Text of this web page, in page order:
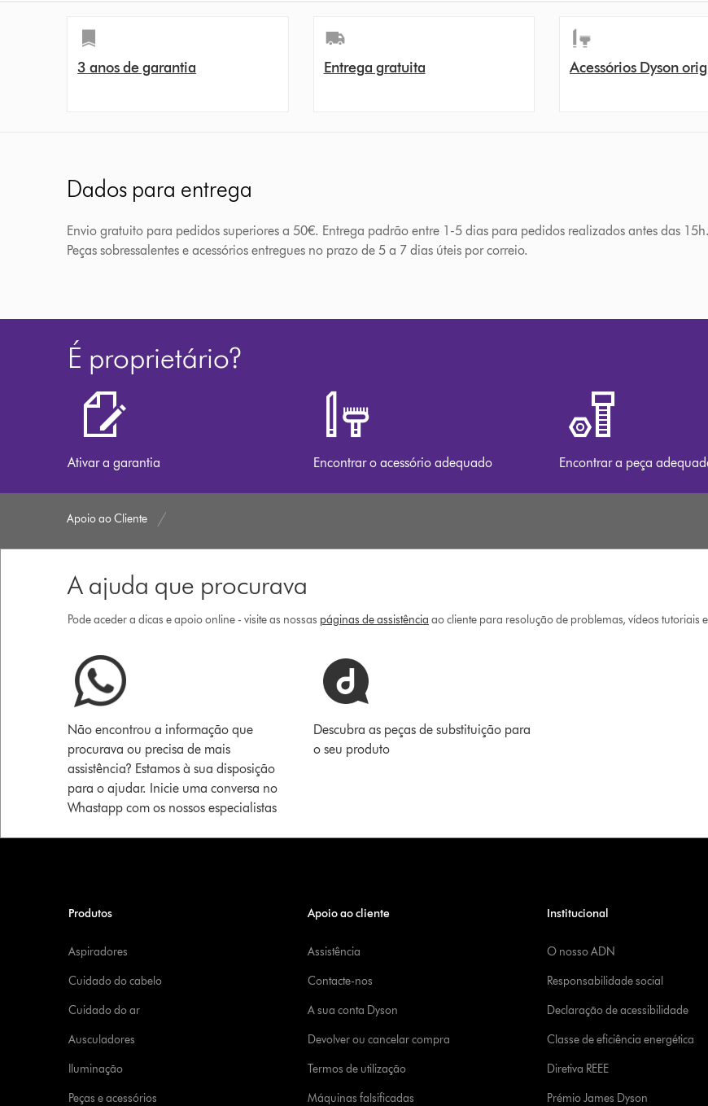
3 anos de garantia Entrega gratuita Acessórios Dyson
Dados para entrega
Envio gratuito para pedidos superiores a 50€. Entrega padrão entre 1-5 dias para pedidos realizados antes das 15h.
Peças sobressalentes e acessórios entregues no prazo de 5 a 7 dias úteis por correio.
É proprietário?
Ativar a garantia Encontrar o acessório adequado Encontrar a peça
Apoio ao Cliente
A ajuda que procurava
Pode aceder a dicas e apoio online - visite as nossas páginas de assistência ao cliente para resolução de problemas, vídeos tutoriais
Não encontrou a informação que
procurava ou precisa de mais
assistência? Estamos à sua disposição
para o ajudar. Inicie uma conversa no
Whastapp com os nossos especialistas
Descubra as peças de substituição para
o seu produto
Produtos
Aspiradores
Cuidado do cabelo
Cuidado do ar
Ausculadores
Iluminação
Peças e acessórios
Apoio ao cliente
Assistência
Contacte-nos
A sua conta Dyson
Devolver ou cancelar compra
Termos de utilização
Máquinas falsificadas
Institucional
O nosso ADN
Responsabilidade social
Declaração de acessibilidade
Classe de eficiência energética
Diretiva REEE
Prémio James Dyson